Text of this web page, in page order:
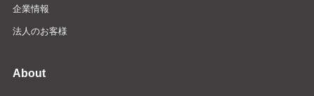
企業情報
法人のお客様
About